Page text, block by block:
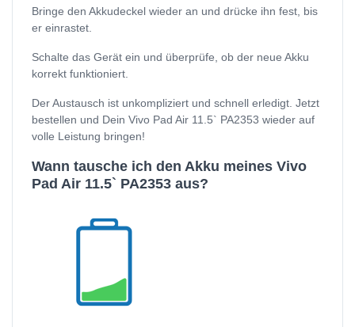
Bringe den Akkudeckel wieder an und drücke ihn fest, bis
er einrastet.
Schalte das Gerät ein und überprüfe, ob der neue Akku
korrekt funktioniert.
Der Austausch ist unkompliziert und schnell erledigt. Jetzt
bestellen und Dein Vivo Pad Air 11.5` PA2353 wieder auf
volle Leistung bringen!
Wann tausche ich den Akku meines Vivo
Pad Air 11.5` PA2353 aus?